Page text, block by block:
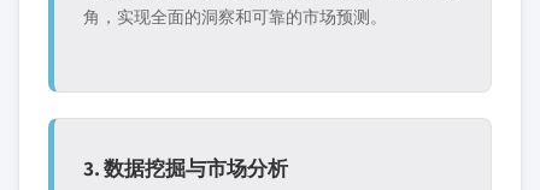
角，实现全面的洞察和可靠的市场预测。
3. 数据挖掘与市场分析